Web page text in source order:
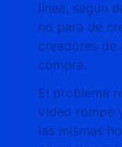
línea, según
no para de
creadores de
compra.
El problema
video rompe
las mismas